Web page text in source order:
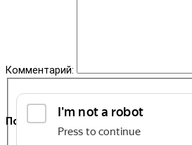
Поддержка
Комментарий: